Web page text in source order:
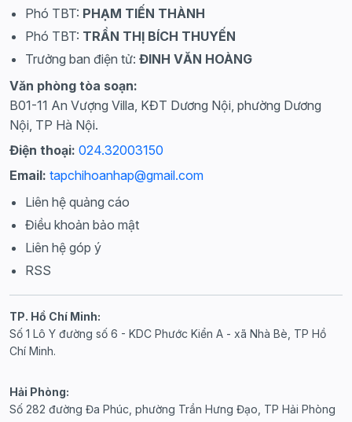
Phó TBT: PHẠM TIẾN THÀNH
Phó TBT: TRẦN THỊ BÍCH THUYẾN
Trưởng ban điện tử: ĐINH VĂN HOÀNG
Văn phòng tòa soạn:
B01-11 An Vượng Villa, KĐT Dương Nội, phường Dương
Nội, TP Hà Nội.
Điện thoại: 024.32003150
Email: tapchihoanhap@gmail.com
Liên hệ quảng cáo
Điều khoản bảo mật
Liên hệ góp ý
RSS
TP. Hồ Chí Minh:
Số 1 Lô Y đường số 6 - KDC Phước Kiển A - xã Nhà Bè, TP Hồ
Chí Minh.
Hải Phòng:
Số 282 đường Đa Phúc, phường Trần Hưng Đạo, TP Hải Phòng